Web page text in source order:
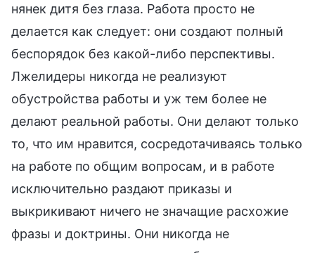
нянек дитя без глаза. Работа просто не
делается как следует: они создают полный
беспорядок без какой-либо перспективы.
Лжелидеры никогда не реализуют
обустройства работы и уж тем более не
делают реальной работы. Они делают только
то, что им нравится, сосредотачиваясь только
на работе по общим вопросам, и в работе
исключительно раздают приказы и
выкрикивают ничего не значащие расхожие
фразы и доктрины. Они никогда не